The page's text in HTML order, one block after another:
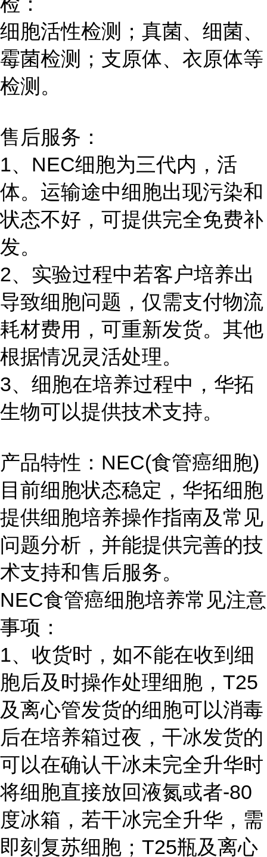
细胞活性检测；真菌、细菌、
霉菌检测；支原体、衣原体等
检测。
售后服务：
1、NEC细胞为三代内，活
体。运输途中细胞出现污染和
状态不好，可提供完全免费补
发。
2、实验过程中若客户培养出
导致细胞问题，仅需支付物流
耗材费用，可重新发货。其他
根据情况灵活处理。
3、细胞在培养过程中，华拓
生物可以提供技术支持。
产品特性：NEC(食管癌细胞)
目前细胞状态稳定，华拓细胞
提供细胞培养操作指南及常见
问题分析，并能提供完善的技
术支持和售后服务。
NEC食管癌细胞培养常见注意
事项：
1、收货时，如不能在收到细
胞后及时操作处理细胞，T25
及离心管发货的细胞可以消毒
后在培养箱过夜，干冰发货的
可以在确认干冰未完全升华时
将细胞直接放回液氮或者-80
度冰箱，若干冰完全升华，需
即刻复苏细胞；T25瓶及离心